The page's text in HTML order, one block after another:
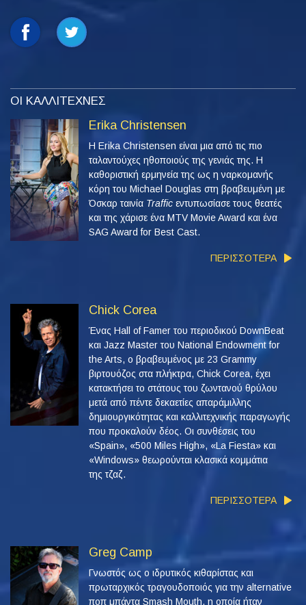
ΟΙ ΚΑΛΛΙΤΕΧΝΕΣ
Erika Christensen
Η Erika Christensen είναι μια από τις πιο
ταλαντούχες ηθοποιούς της γενιάς της. Η
καθοριστική ερμηνεία της ως η ναρκομανής
κόρη του Michael Douglas στη βραβευμένη με
Όσκαρ ταινία Traffic εντυπωσίασε τους θεατές
και της χάρισε ένα MTV Movie Award και ένα
SAG Award for Best Cast.
ΠΕΡΙΣΣΟΤΕΡΑ
Chick Corea
Ένας Hall of Famer του περιοδικού DownBeat
και Jazz Master του National Endowment for
the Arts, ο βραβευμένος με 23 Grammy
βιρτουόζος στα πλήκτρα, Chick Corea, έχει
κατακτήσει το στάτους του ζωντανού θρύλου
μετά από πέντε δεκαετίες απαράμιλλης
δημιουργικότητας και καλλιτεχνικής παραγωγής
που προκαλούν δέος. Οι συνθέσεις του
«Spain», «500 Miles High», «La Fiesta» και
«Windows» θεωρούνται κλασικά κομμάτια
της τζαζ.
ΠΕΡΙΣΣΟΤΕΡΑ
Greg Camp
Γνωστός ως ο ιδρυτικός κιθαρίστας και
πρωταρχικός τραγουδοποιός για την alternative
ποπ μπάντα Smash Mouth, η οποία ήταν